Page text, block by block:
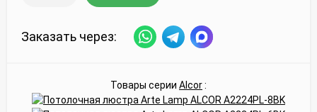
Заказать через:
Товары серии Alcor: